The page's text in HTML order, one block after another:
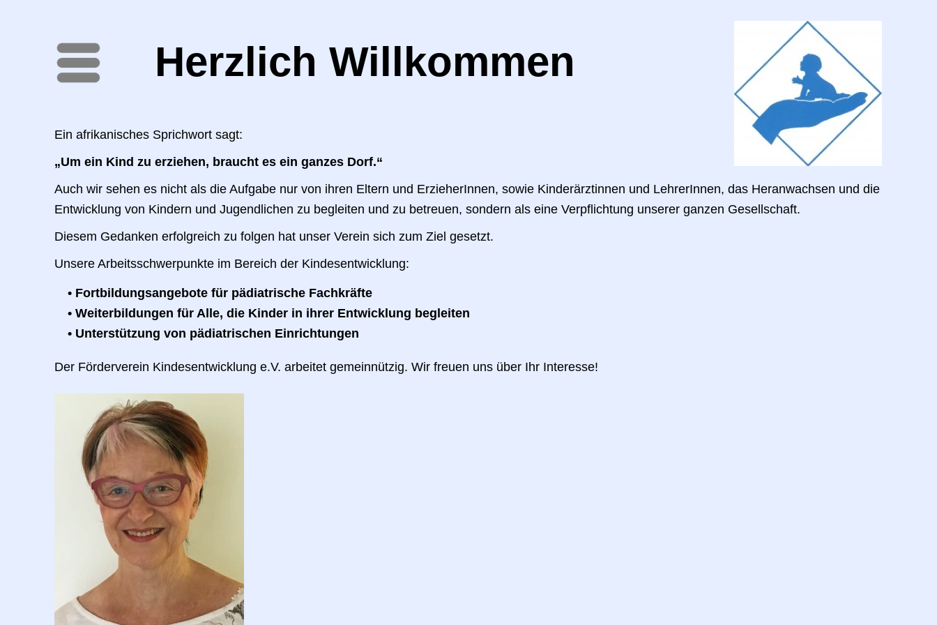
Menü Herzlich Willkommen
Ein afrikanisches Sprichwort sagt:
„Um ein Kind zu erziehen, braucht es ein ganzes Dorf.“
Auch wir sehen es nicht als die Aufgabe nur von ihren Eltern und ErzieherInnen, sowie Kinderärztinnen und LehrerInnen, das Heranwachsen und die
Entwicklung von Kindern und Jugendlichen zu begleiten und zu betreuen, sondern als eine Verpflichtung unserer ganzen Gesellschaft.
Diesem Gedanken erfolgreich zu folgen hat unser Verein sich zum Ziel gesetzt.
Unsere Arbeitsschwerpunkte im Bereich der Kindesentwicklung:
Fortbildungsangebote für pädiatrische Fachkräfte
Weiterbildungen für Alle, die Kinder in ihrer Entwicklung begleiten
Unterstützung von pädiatrischen Einrichtungen
Der Förderverein Kindesentwicklung e.V. arbeitet gemeinnützig. Wir freuen uns über Ihr Interesse!